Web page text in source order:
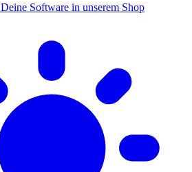
Deine Software in unserem Shop